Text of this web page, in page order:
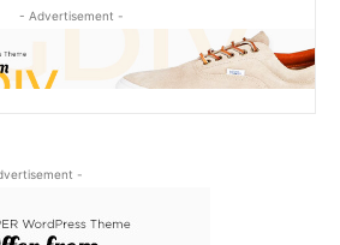
- Advertisement -
-